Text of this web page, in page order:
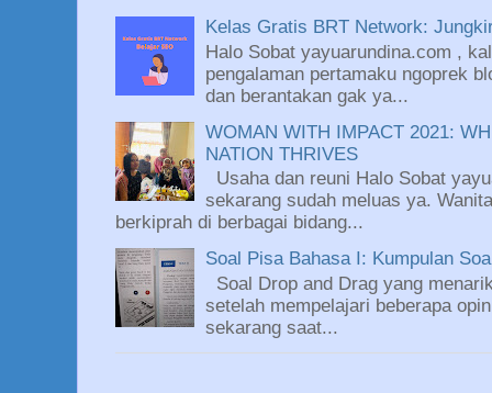
Kelas Gratis BRT Network:
Halo Sobat yayuarundina.com ,
pengalaman pertamaku ngoprek
dan berantakan gak ya...
WOMAN WITH IMPACT 2021:
NATION THRIVES
Usaha dan reuni Halo Sobat
sekarang sudah meluas ya.
berkiprah di berbagai bidang...
Soal Pisa Bahasa I: Kumpulan
Soal Drop and Drag yang
setelah mempelajari beberapa
sekarang saat...